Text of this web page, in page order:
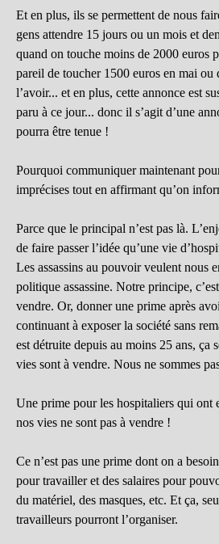
Et en plus, ils se permettent de nous
gens attendre 15 jours ou un mois et
quand on touche moins de 2000 euros
pareil de toucher 1500 euros en mai ou
l’avoir... et en plus, cette annonce est
paru à ce jour... donc il s’agit d’une
pourra être tenue !
Pourquoi communiquer maintenant
imprécises tout en affirmant qu’on
Parce que le principal n’est pas là.
de faire passer l’idée qu’une vie
Les assassins au pouvoir veulent nous
politique assassine. Notre principe,
vendre. Or, donner une prime après
continuant à exposer la société sans
est détruite depuis au moins 25 ans, ça
vies sont à vendre. Nous ne sommes
Une prime pour les hospitaliers qui ont
nos vies ne sont pas à vendre !
Ce n’est pas une prime dont on a
pour travailler et des salaires pour
du matériel, des masques, etc. Et ça,
travailleurs pourront l’organiser.